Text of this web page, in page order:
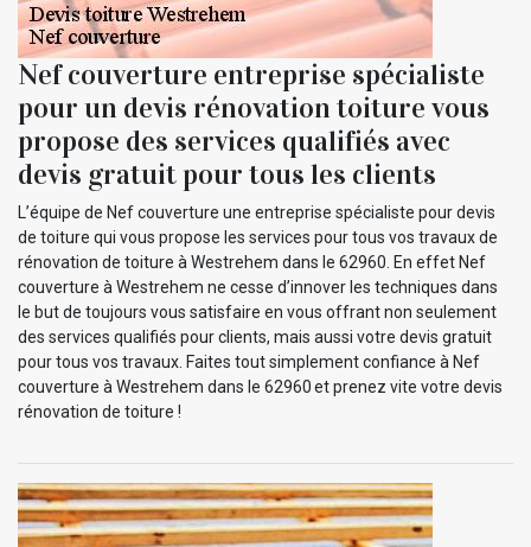
Nef couverture entreprise spécialiste
pour un devis rénovation toiture vous
propose des services qualifiés avec
devis gratuit pour tous les clients
L’équipe de Nef couverture une entreprise spécialiste pour devis
de toiture qui vous propose les services pour tous vos travaux de
rénovation de toiture à Westrehem dans le 62960. En effet Nef
couverture à Westrehem ne cesse d’innover les techniques dans
le but de toujours vous satisfaire en vous offrant non seulement
des services qualifiés pour clients, mais aussi votre devis gratuit
pour tous vos travaux. Faites tout simplement confiance à Nef
couverture à Westrehem dans le 62960 et prenez vite votre devis
rénovation de toiture !